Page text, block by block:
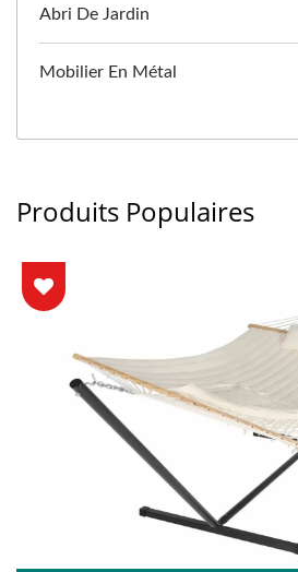
Abri De Jardin
Mobilier En Métal
Produits Populaires